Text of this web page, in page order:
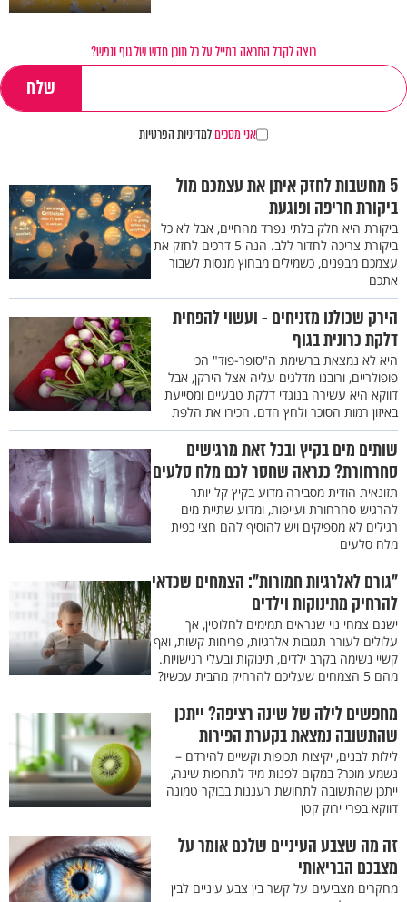
רוצה לקבל התראה במייל על כל תוכן חדש של גוף ונפש?
אני מסכיםלמדיניות הפרטיות
5 מחשבות לחזק איתן את עצמכם מול
ביקורת חריפה ופוגעת
ביקורת היא חלק בלתי נפרד מהחיים, אבל לא כל
ביקורת צריכה לחדור ללב. הנה 5 דרכים לחזק את
עצמכם מבפנים, כשמילים מבחוץ מנסות לשבור
אתכם
הירק שכולנו מזניחים - ועשוי להפחית
דלקת כרונית בגוף
היא לא נמצאת ברשימת ה"סופר-פוד" הכי
פופולריים, ורובנו מדלגים עליה אצל הירקן, אבל
דווקא היא עשירה בנוגדי דלקת טבעיים ומסייעת
באיזון רמות הסוכר ולחץ הדם. הכירו את הלפת
שותים מים בקיץ ובכל זאת מרגישים
סחרחורת? כנראה שחסר לכם מלח סלעים
תזונאית הודית מסבירה מדוע בקיץ קל יותר
להרגיש סחרחורת ועייפות, ומדוע שתיית מים
רגילים לא מספיקים ויש להוסיף להם חצי כפית
מלח סלעים
"גורם לאלרגיות חמורות": הצמחים שכדאי
להרחיק מתינוקות וילדים
ישנם צמחי נוי שנראים תמימים לחלוטין, אך
עלולים לעורר תגובות אלרגיות, פריחות קשות, ואף
קשיי נשימה בקרב ילדים, תינוקות ובעלי רגישויות.
מהם 5 הצמחים שעליכם להרחיק מהבית עכשיו?
מחפשים לילה של שינה רציפה? ייתכן
שהתשובה נמצאת בקערת הפירות
לילות לבנים, יקיצות תכופות וקשיים להירדם –
נשמע מוכר? במקום לפנות מיד לתרופות שינה,
ייתכן שהתשובה לתחושת רעננות בבוקר טמונה
דווקא בפרי ירוק קטן
זה מה שצבע העיניים שלכם אומר על
מצבכם הבריאותי
מחקרים מצביעים על קשר בין צבע עיניים לבין